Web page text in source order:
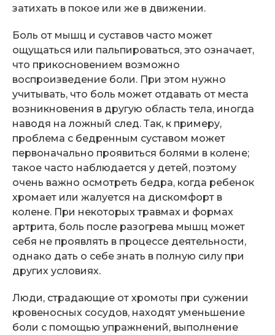
затихать в покое или же в движении.
Боль от мышц и суставов часто может
ощущаться или пальпироваться, это означает,
что прикосновением возможно
воспроизведение боли. При этом нужно
учитывать, что боль может отдавать от места
возникновения в другую область тела, иногда
наводя на ложный след. Так, к примеру,
проблема с бедренным суставом может
первоначально проявиться болями в колене;
такое часто наблюдается у детей, поэтому
очень важно осмотреть бедра, когда ребенок
хромает или жалуется на дискомфорт в
колене. При некоторых травмах и формах
артрита, боль после разогрева мышц может
себя не проявлять в процессе деятельности,
однако дать о себе знать в полную силу при
других условиях.
Люди, страдающие от хромоты при сужении
кровеносных сосудов, находят уменьшение
боли с помощью упражнений, выполнение